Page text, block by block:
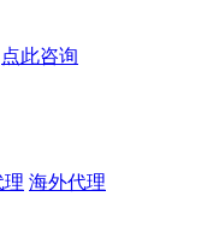
点此咨询
理 海外代理